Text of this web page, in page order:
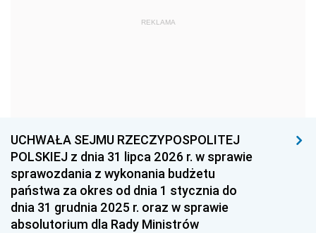
1968
1954 1953 1952
1951 1950
1948 1947 1946
1939 1938
REKLAMA
UCHWAŁA SEJMU RZECZYPOSPOLITEJ
POLSKIEJ z dnia 31 lipca 2026 r. w sprawie
sprawozdania z wykonania budżetu
państwa za okres od dnia 1 stycznia do
dnia 31 grudnia 2025 r. oraz w sprawie
absolutorium dla Rady Ministrów